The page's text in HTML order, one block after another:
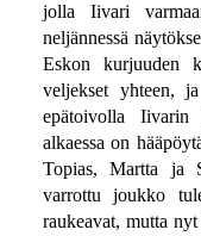
jolla Iivari
neljännessä
Eskon kurjuuden
veljekset yhteen,
epätoivolla Iivarin
alkaessa on
Topias, Martta ja
varrottu joukko
raukeavat, mutta